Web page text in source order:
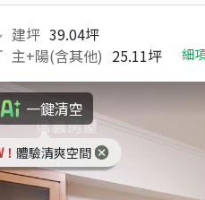
建坪 39.04坪
主+陽(含其他) 25.11坪 細
一鍵清空
體驗清爽空間